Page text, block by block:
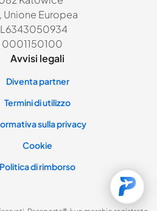
Unione Europea
0001150100
Avvisi legali
Diventa partner
Termini di utilizzo
sulla privacy
Cookie
Politica di rimborso